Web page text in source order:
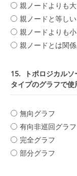
親ノードよりも
親ノードと等しい
親ノードよりも
親ノードとは関
15.
トポロジカル
タイプのグラフで使
無向グラフ
有向非巡回グラフ
完全グラフ
部分グラフ